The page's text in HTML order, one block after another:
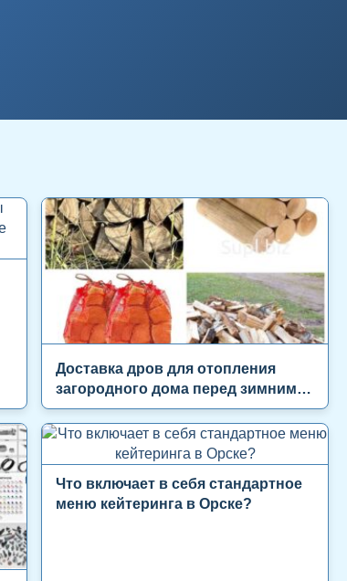
Доставка дров для отопления
загородного дома перед зимним
сезоном
Что включает в себя стандартное
меню кейтеринга в Орске?